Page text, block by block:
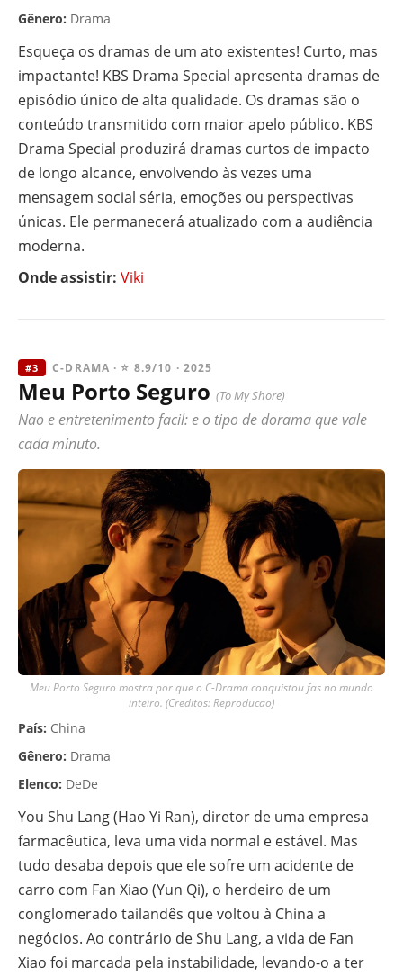
Gênero: Drama
Esqueça os dramas de um ato existentes! Curto, mas
impactante! KBS Drama Special apresenta dramas de
episódio único de alta qualidade. Os dramas são o
conteúdo transmitido com maior apelo público. KBS
Drama Special produzirá dramas curtos de impacto
de longo alcance, envolvendo às vezes uma
mensagem social séria, emoções ou perspectivas
únicas. Ele permanecerá atualizado com a audiência
moderna.
Onde assistir: Viki
#3 C-DRAMA · ⭐ 8.9/10 · 2025
Meu Porto Seguro (To My Shore)
Nao e entretenimento facil: e o tipo de dorama que vale
cada minuto.
Meu Porto Seguro mostra por que o C-Drama conquistou fas no mundo
inteiro. (Creditos: Reproducao)
País: China
Gênero: Drama
Elenco: DeDe
You Shu Lang (Hao Yi Ran), diretor de uma empresa
farmacêutica, leva uma vida normal e estável. Mas
tudo desaba depois que ele sofre um acidente de
carro com Fan Xiao (Yun Qi), o herdeiro de um
conglomerado tailandês que voltou à China a
negócios. Ao contrário de Shu Lang, a vida de Fan
Xiao foi marcada pela instabilidade, levando-o a ter